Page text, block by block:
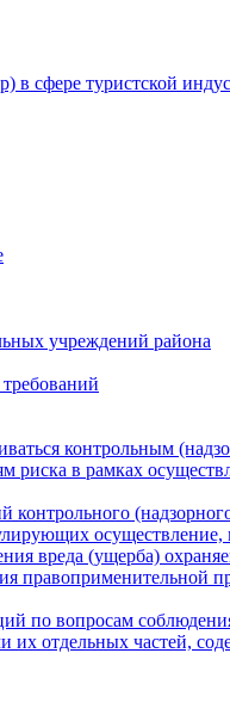
в сфере туристской
учреждений района
контрольным
риска в рамках
осуществление,
вреда (ущерба)
правоприменительной
по вопросам
отдельных частей,